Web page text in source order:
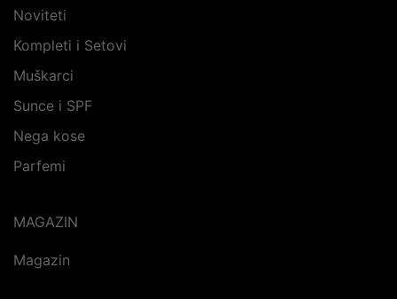
Noviteti
Kompleti i Setovi
Muškarci
Sunce i SPF
Nega kose
Parfemi
MAGAZIN
Magazin